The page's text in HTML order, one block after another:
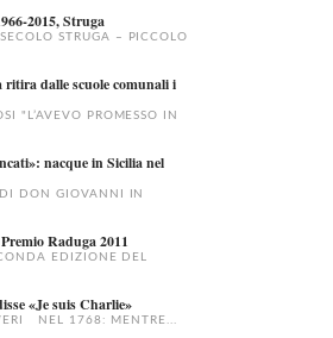
2015, Struga
STRUGA – PICCOLO
ritira dalle scuole comunali i
"L’AVEVO PROMESSO IN
nacque in Sicilia nel
DON GIOVANNI IN
Raduga 2011
EDIZIONE DEL
«Je suis Charlie»
NEL 1768: MENTRE...